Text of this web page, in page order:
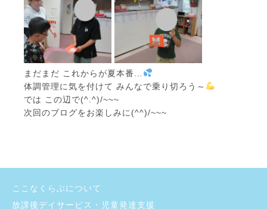
まだまだ これからが夏本番…
体調管理に気を付けて みんなで乗り切ろう～
では この辺で(^.^)/~~~
次回のブログをお楽しみに(^^)/~~~
ここなくらぶについて
放課後デイサービス・児童発達支援